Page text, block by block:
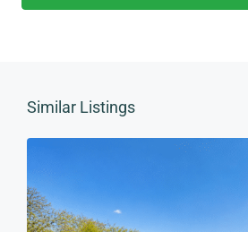
Similar Listings